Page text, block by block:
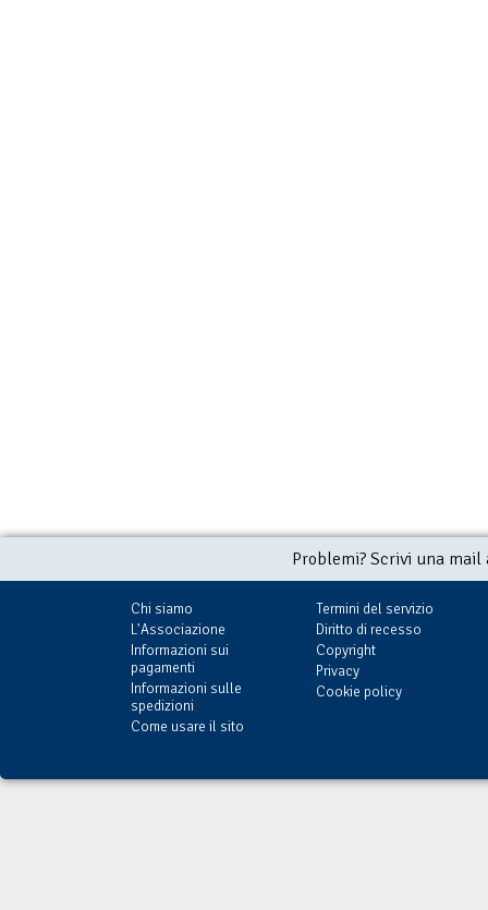
Problemi? Scrivi una
Chi siamo
L'Associazione
Informazioni sui
pagamenti
Informazioni sulle
spedizioni
Come usare il sito
Termini del servizio
Diritto di recesso
Copyright
Privacy
Cookie policy